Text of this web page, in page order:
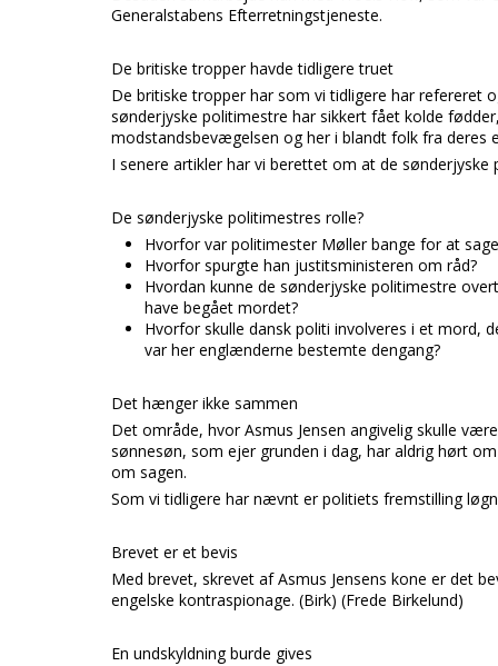
Generalstabens Efterretningstjeneste.
De britiske tropper havde tidligere truet
De britiske tropper har som vi tidligere har refereret
sønderjyske politimestre har sikkert fået kolde
modstandsbevægelsen og her i blandt folk fra deres
I senere artikler har vi berettet om at de
De sønderjyske politimestres rolle?
Hvorfor var politimester Møller bange for at
Hvorfor spurgte han justitsministeren om råd?
Hvordan kunne de sønderjyske politimestre
have begået mordet?
Hvorfor skulle dansk politi involveres i et mord,
var her englænderne bestemte dengang?
Det hænger ikke sammen
Det område, hvor Asmus Jensen angivelig skulle
sønnesøn, som ejer grunden i dag, har aldrig hørt
om sagen.
Som vi tidligere har nævnt er politiets fremstilling
Brevet er et bevis
Med brevet, skrevet af Asmus Jensens kone er det
engelske kontraspionage. (Birk) (Frede Birkelund)
En undskyldning burde gives